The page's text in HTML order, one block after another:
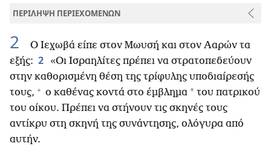
ΠΕΡΙΛΗΨΗ ΠΕΡΙΕΧΟΜΕΝΩΝ
2
Ο Ιεχωβά είπε στον Μωυσή και στον Ααρών τα
εξής: 2
«Οι Ισραηλίτες πρέπει να στρατοπεδεύουν
στην καθορισμένη θέση της τρίφυλης υποδιαίρεσής
τους, + ο καθένας κοντά στο έμβλημα * του πατρικού
του οίκου. Πρέπει να στήνουν τις σκηνές τους
αντίκρυ στη σκηνή της συνάντησης, ολόγυρα από
αυτήν.